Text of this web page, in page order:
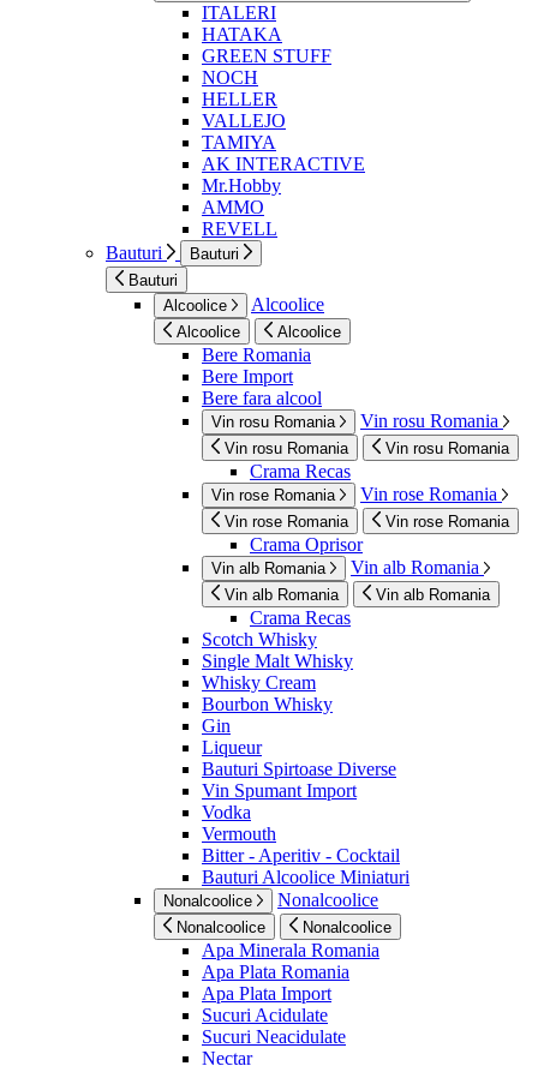
ITALERI
HATAKA
GREEN STUFF
NOCH
HELLER
VALLEJO
TAMIYA
AK INTERACTIVE
Mr.Hobby
AMMO
REVELL
Bauturi
Bauturi
Bauturi
Alcoolice
Alcoolice
Alcoolice Alcoolice
Bere Romania
Bere Import
Bere fara alcool
Vin rosu Romania Vin rosu Romania
Vin rosu Romania Vin rosu Romania
Crama Recas
Vin rose Romania Vin rose Romania
Vin rose Romania Vin rose Romania
Crama Oprisor
Vin alb Romania Vin alb Romania
Vin alb Romania Vin alb Romania
Crama Recas
Scotch Whisky
Single Malt Whisky
Whisky Cream
Bourbon Whisky
Gin
Liqueur
Bauturi Spirtoase Diverse
Vin Spumant Import
Vodka
Vermouth
Bitter - Aperitiv - Cocktail
Bauturi Alcoolice Miniaturi
Nonalcoolice Nonalcoolice
Nonalcoolice Nonalcoolice
Apa Minerala Romania
Apa Plata Romania
Apa Plata Import
Sucuri Acidulate
Sucuri Neacidulate
Nectar